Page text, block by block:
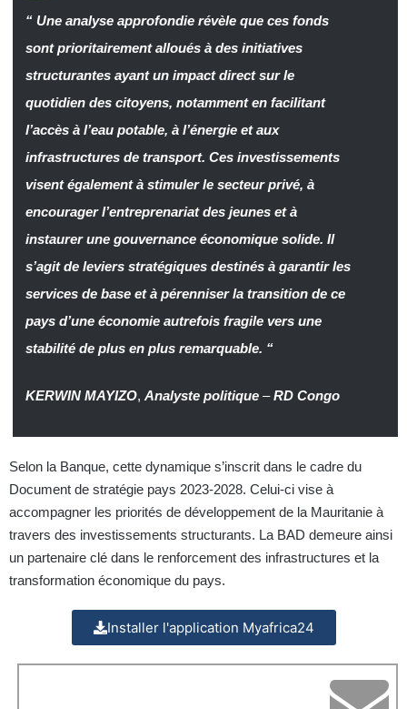
“ Une analyse approfondie révèle que ces fonds
sont prioritairement alloués à des initiatives
structurantes ayant un impact direct sur le
quotidien des citoyens, notamment en facilitant
l’accès à l’eau potable, à l’énergie et aux
infrastructures de transport. Ces investissements
visent également à stimuler le secteur privé, à
encourager l’entreprenariat des jeunes et à
instaurer une gouvernance économique solide. Il
s’agit de leviers stratégiques destinés à garantir les
services de base et à pérenniser la transition de ce
pays d’une économie autrefois fragile vers une
stabilité de plus en plus remarquable. “
KERWIN MAYIZO, Analyste politique–RD Congo
Selon la Banque, cette dynamique s’inscrit dans le cadre du
Document de stratégie pays 2023-2028. Celui-ci vise à
accompagner les priorités de développement de la Mauritanie à
travers des investissements structurants. La BAD demeure ainsi
un partenaire clé dans le renforcement des infrastructures et la
transformation économique du pays.
Installer l'application Myafrica24